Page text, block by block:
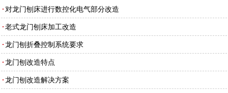
对龙门刨床进行数控化电气部分改造
老式龙门刨床加工改造
龙门刨折叠控制系统要求
龙门刨改造特点
龙门刨改造解决方案